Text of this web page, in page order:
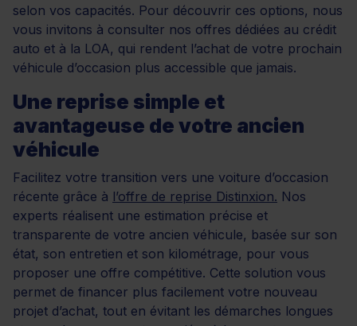
selon vos capacités. Pour découvrir ces options, nous
vous invitons à consulter nos offres dédiées au crédit
auto et à la LOA, qui rendent l’achat de votre prochain
véhicule d’occasion plus accessible que jamais.
Une reprise simple et
avantageuse de votre ancien
véhicule
Facilitez votre transition vers une voiture d’occasion
récente grâce à l’offre de reprise Distinxion. Nos
experts réalisent une estimation précise et
transparente de votre ancien véhicule, basée sur son
état, son entretien et son kilométrage, pour vous
proposer une offre compétitive. Cette solution vous
permet de financer plus facilement votre nouveau
projet d’achat, tout en évitant les démarches longues